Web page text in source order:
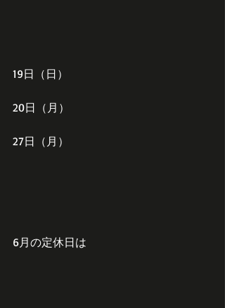
19日（日）
20日（月）
27日（月）
6月の定休日は